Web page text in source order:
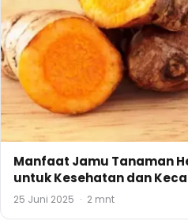
Manfaat Jamu Tanaman
untuk Kesehatan dan
25 Juni 2025 · 2 mnt